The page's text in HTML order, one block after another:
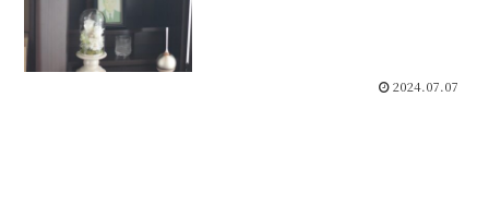
2024.07.07